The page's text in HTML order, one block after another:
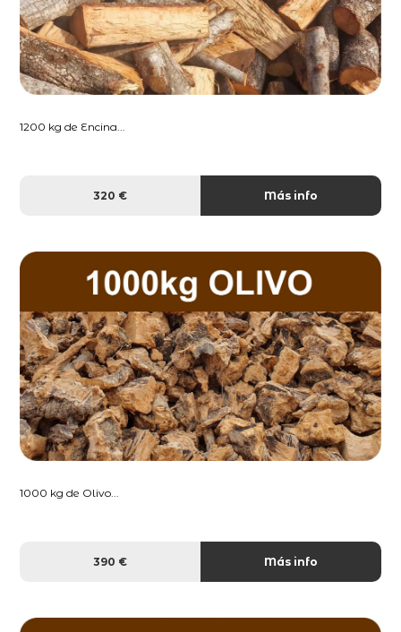
1200 kg de Encina...
320 € Más info
1000 kg de Olivo...
390 € Más info